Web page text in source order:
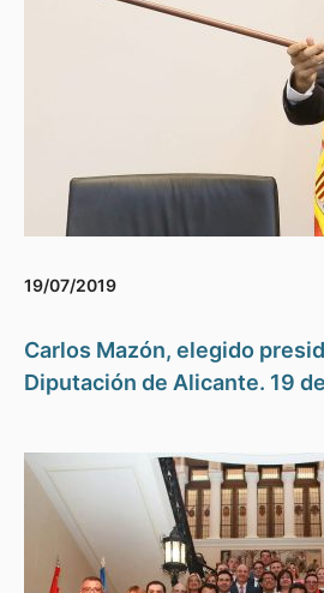
19/07/2019
Carlos Mazón, elegido
Diputación de Alicante. 19